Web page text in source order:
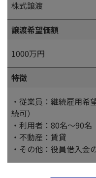
株式譲渡
譲渡希望価額
1000万円
特徴
・従業員：継続雇用希
続可）
・利用者：80名～90名
・不動産：賃貸
・その他：役員借入金